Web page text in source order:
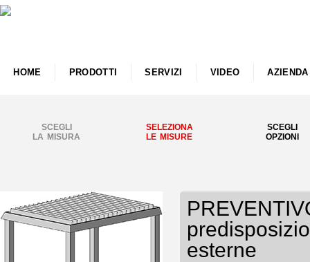
HOME PRODOTTI SERVIZI VIDEO AZIENDA
SCEGLI
LA MISURA
SELEZIONA
LE MISURE
SCEGLI
OPZIONI
esterne